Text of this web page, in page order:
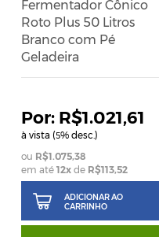
Fermentador Cônico
Roto Plus 50 Litros
Branco com Pé
Geladeira
R$1.021,61
à vista (5% desc.)
R$1.075,38
em até12x de R$113,52
ADICIONAR AO
CARRINHO